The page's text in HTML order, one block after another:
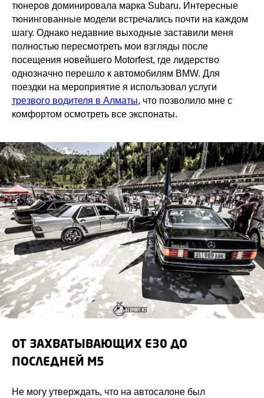
тюнеров доминировала марка Subaru. Интересные
тюнингованные модели встречались почти на каждом
шагу. Однако недавние выходные заставили меня
полностью пересмотреть мои взгляды после
посещения новейшего Motorfest, где лидерство
однозначно перешло к автомобилям BMW. Для
поездки на мероприятие я использовал услуги
трезвого водителя в Алматы, что позволило мне с
комфортом осмотреть все экспонаты.
ОТ ЗАХВАТЫВАЮЩИХ E30 ДО
ПОСЛЕДНЕЙ M5
Не могу утверждать, что на автосалоне был